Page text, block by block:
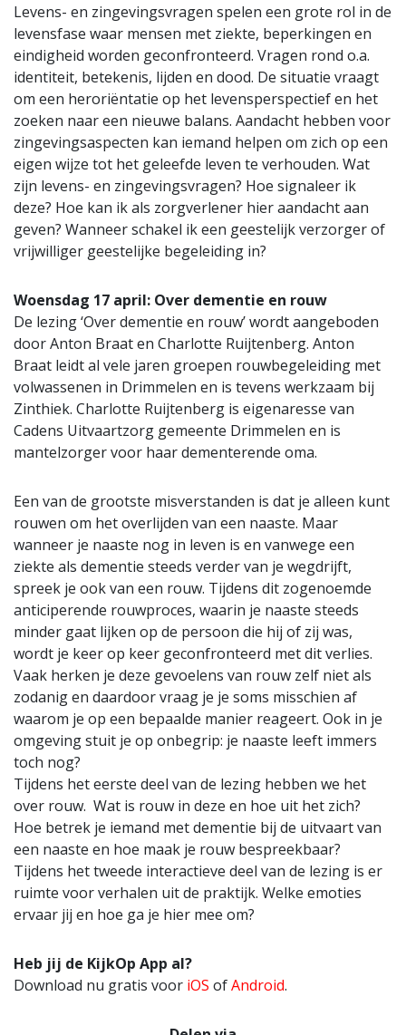
Levens- en zingevingsvragen spelen een grote rol in de
levensfase waar mensen met ziekte, beperkingen en
eindigheid worden geconfronteerd. Vragen rond o.a.
identiteit, betekenis, lijden en dood. De situatie vraagt
om een heroriëntatie op het levensperspectief en het
zoeken naar een nieuwe balans. Aandacht hebben voor
zingevingsaspecten kan iemand helpen om zich op een
eigen wijze tot het geleefde leven te verhouden. Wat
zijn levens- en zingevingsvragen? Hoe signaleer ik
deze? Hoe kan ik als zorgverlener hier aandacht aan
geven? Wanneer schakel ik een geestelijk verzorger of
vrijwilliger geestelijke begeleiding in?
Woensdag 17 april: Over dementie en rouw
De lezing ‘Over dementie en rouw’ wordt aangeboden
door Anton Braat en Charlotte Ruijtenberg. Anton
Braat leidt al vele jaren groepen rouwbegeleiding met
volwassenen in Drimmelen en is tevens werkzaam bij
Zinthiek. Charlotte Ruijtenberg is eigenaresse van
Cadens Uitvaartzorg gemeente Drimmelen en is
mantelzorger voor haar dementerende oma.
Een van de grootste misverstanden is dat je alleen kunt
rouwen om het overlijden van een naaste. Maar
wanneer je naaste nog in leven is en vanwege een
ziekte als dementie steeds verder van je wegdrijft,
spreek je ook van een rouw. Tijdens dit zogenoemde
anticiperende rouwproces, waarin je naaste steeds
minder gaat lijken op de persoon die hij of zij was,
wordt je keer op keer geconfronteerd met dit verlies.
Vaak herken je deze gevoelens van rouw zelf niet als
zodanig en daardoor vraag je je soms misschien af
waarom je op een bepaalde manier reageert. Ook in je
omgeving stuit je op onbegrip: je naaste leeft immers
toch nog?
Tijdens het eerste deel van de lezing hebben we het
over rouw. Wat is rouw in deze en hoe uit het zich?
Hoe betrek je iemand met dementie bij de uitvaart van
een naaste en hoe maak je rouw bespreekbaar?
Tijdens het tweede interactieve deel van de lezing is er
ruimte voor verhalen uit de praktijk. Welke emoties
ervaar jij en hoe ga je hier mee om?
Heb jij de KijkOp App al?
Download nu gratis voor iOS ofAndroid.